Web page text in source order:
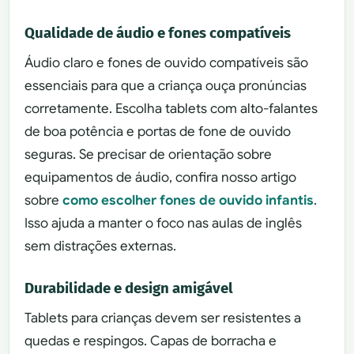
Qualidade de áudio e fones compatíveis
Áudio claro e fones de ouvido compatíveis são
essenciais para que a criança ouça pronúncias
corretamente. Escolha tablets com alto-falantes
de boa potência e portas de fone de ouvido
seguras. Se precisar de orientação sobre
equipamentos de áudio, confira nosso artigo
sobrecomo escolher fones de ouvido infantis.
Isso ajuda a manter o foco nas aulas de inglês
sem distrações externas.
Durabilidade e design amigável
Tablets para crianças devem ser resistentes a
quedas e respingos. Capas de borracha e